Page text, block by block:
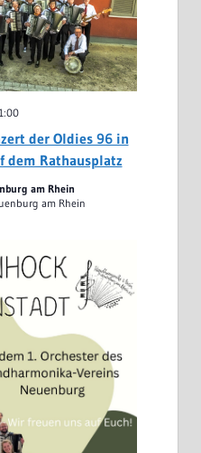
der Oldies 96 in
dem Rathausplatz
am Rhein
am Rhein